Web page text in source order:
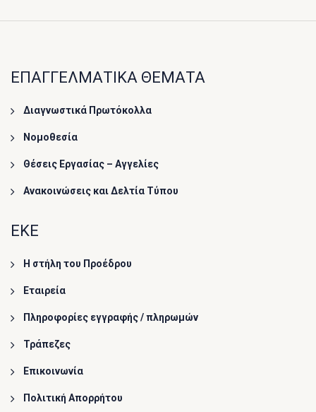
ΕΠΑΓΓΕΛΜΑΤΙΚΑ ΘΕΜΑΤΑ
Διαγνωστικά Πρωτόκολλα
Νομοθεσία
Θέσεις Εργασίας – Αγγελίες
Ανακοινώσεις και Δελτία Τύπου
ΕΚΕ
Η στήλη του Προέδρου
Εταιρεία
Πληροφορίες εγγραφής / πληρωμών
Τράπεζες
Επικοινωνία
Πολιτική Απορρήτου